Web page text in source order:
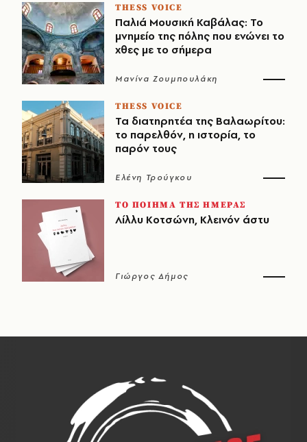
THESS VOICE
Παλιά Μουσική Καβάλας: Το
μνημείο της πόλης που ενώνει το
χθες με το σήμερα
Μανίνα Ζουμπουλάκη
THESS VOICE
Τα διατηρητέα της Βαλαωρίτου:
το παρελθόν, η ιστορία, το
παρόν τους
Ελένη Τρούγκου
ΤΟ ΠΟΙΗΜΑ ΤΗΣ ΗΜΕΡΑΣ
Λίλλυ Κοτσώνη, Κλεινόν άστυ
Γιώργος Δήμος